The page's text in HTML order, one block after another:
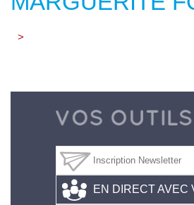
>
EN DIRECT AVEC